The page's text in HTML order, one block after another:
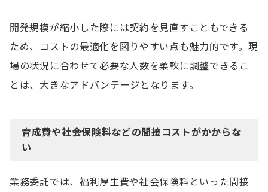
開発規模が縮小した際には契約を見直すこともできる
ため、コストの最適化を図りやすい点も魅力的です。現
場の状況に合わせて必要な人数を柔軟に調整できるこ
とは、大きなアドバンテージとなります。
育成費や社会保険料などの間接コストがかからな
い
業務委託では、福利厚生費や社会保険料といった間接